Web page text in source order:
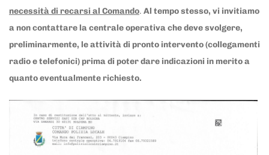
necessità di recarsi al Comando. Al tempo stesso, vi invitiamo
a non contattare la centrale operativa che deve svolgere,
preliminarmente, le attività di pronto intervento (collegamenti
radio e telefonici) prima di poter dare indicazioni in merito a
quanto eventualmente richiesto.